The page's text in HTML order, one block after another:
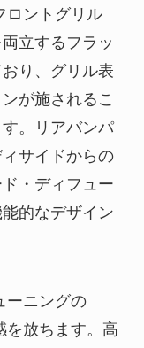
ロントグリル
立するフラッ
り、グリル表
が施されるこ
。リアバンパ
サイドからの
・ディフュー
的なデザイン
ーニングの
を放ちます。高